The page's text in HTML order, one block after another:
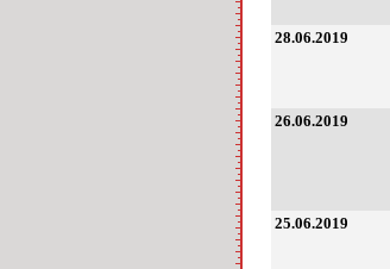
28.06.2019
26.06.2019
25.06.2019